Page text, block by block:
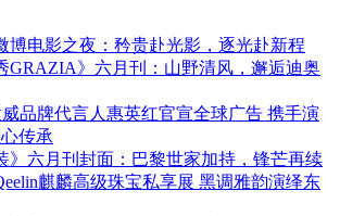
博电影之夜：矜贵赴光影，逐光赴新程
GRAZIA》六月刊：山野清风，邂逅迪奥
品牌代言人惠英红官宣全球广告 携手演
传承
》六月刊封面：巴黎世家加持，锋芒再续
麒麟高级珠宝私享展 黑调雅韵演绎东